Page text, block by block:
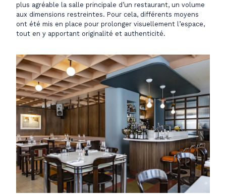
plus agréable la salle principale d’un restaurant, un volume
aux dimensions restreintes. Pour cela, différents moyens
ont été mis en place pour prolonger visuellement l’espace,
tout en y apportant originalité et authenticité.